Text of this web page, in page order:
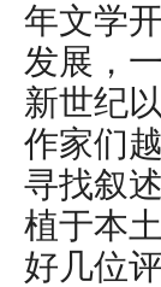
年文学
发展，
新世纪
作家们
寻找叙
植于本
好几位